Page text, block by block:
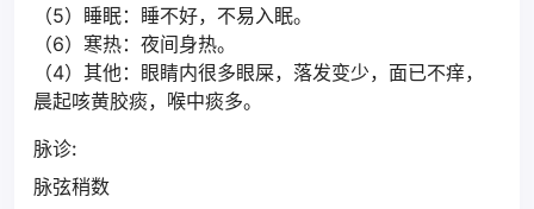
（5）睡眠：睡不好，不易入眠。
（6）寒热：夜间身热。
（4）其他：眼睛内很多眼屎，落发变少，面已不痒，
晨起咳黄胶痰，喉中痰多。
脉诊:
脉弦稍数